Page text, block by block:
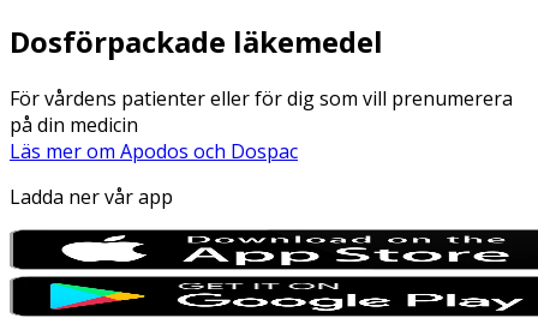
Dosförpackade läkemedel
För vårdens patienter eller för dig som vill prenumerera
på din medicin
Läs mer om Apodos och Dospac
Ladda ner vår app